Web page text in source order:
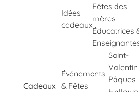
Cadeaux
Idées
cadeaux
Fêtes des
mères
Éducatrices
Événements
& Fêtes
Saint-
Valentin
Pâques